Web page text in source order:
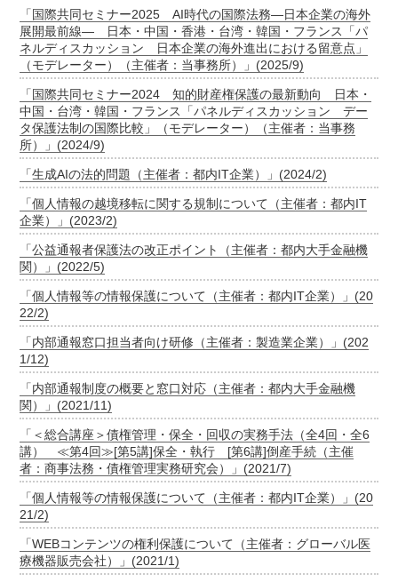
「国際共同セミナー2025 AI時代の国際法務―日本企業の海外
展開最前線― 日本・中国・香港・台湾・韓国・フランス「パ
ネルディスカッション 日本企業の海外進出における留意点」
（モデレーター）（主催者：当事務所）」(2025/9)
「国際共同セミナー2024 知的財産権保護の最新動向 日本・
中国・台湾・韓国・フランス「パネルディスカッション デー
タ保護法制の国際比較」（モデレーター）（主催者：当事務
所）」(2024/9)
「生成AIの法的問題（主催者：都内IT企業）」(2024/2)
「個人情報の越境移転に関する規制について（主催者：都内IT
企業）」(2023/2)
「公益通報者保護法の改正ポイント（主催者：都内大手金融機
関）」(2022/5)
「個人情報等の情報保護について（主催者：都内IT企業）」(20
22/2)
「内部通報窓口担当者向け研修（主催者：製造業企業）」(202
1/12)
「内部通報制度の概要と窓口対応（主催者：都内大手金融機
関）」(2021/11)
「＜総合講座＞債権管理・保全・回収の実務手法（全4回・全6
講） ≪第4回≫[第5講]保全・執行 [第6講]倒産手続（主催
者：商事法務・債権管理実務研究会）」(2021/7)
「個人情報等の情報保護について（主催者：都内IT企業）」(20
21/2)
「WEBコンテンツの権利保護について（主催者：グローバル医
療機器販売会社）」(2021/1)